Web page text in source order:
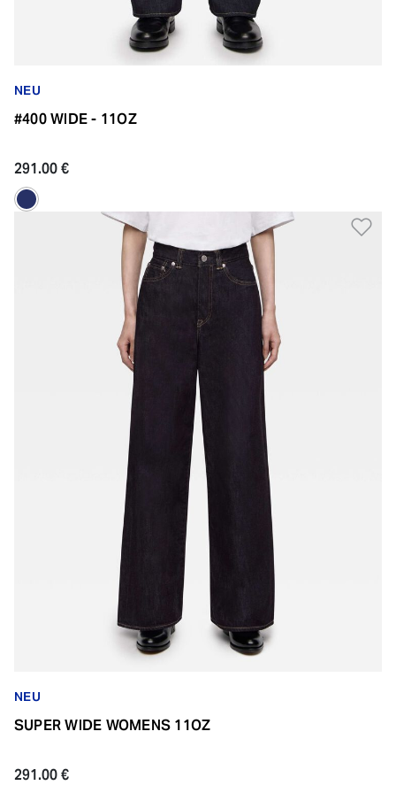
NEU
#400 WIDE - 11OZ
291.00 €
NEU
SUPER WIDE WOMENS 11OZ
291.00 €